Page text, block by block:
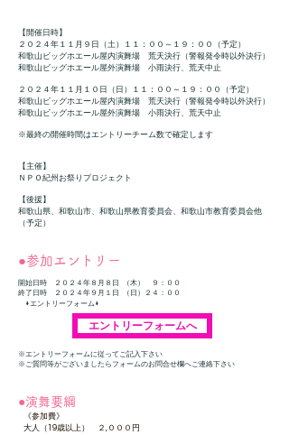
【開催日時】
２０２４年１１月９日（土）１１：００ ～１９：００（予定）
​和歌山ビッグホエール屋内演舞場 荒天決行（警報発令時以外決行）
和歌山ビッグホエール屋外演舞場 小雨決行、荒天中止
２０２４年１１月１０日（日）１１：００～１９：００（予定）
和歌山ビッグホエール屋内演舞場 荒天決行（警報発令時以外決行）
和歌山ビッグホエール屋外演舞場 小雨決行、荒天中止
※最終の開催時間はエントリーチーム数で確定します
【主催】​
ＮＰＯ紀州お祭りプロジェクト
【後援】
​和歌山県、和歌山市、和歌山県教育委員会、和歌山市教育委員会他
（予定）
●参加エントリー
開始日時 ２０２４年８月８日 （木） ９：００
終了日時 ２０２４年９月１日 （日）２４：００
↓エントリーフォーム↓
※エントリーフォームに従ってご記入下さい
※ご質問等がございましたらフォームのお問合せ欄へご連絡下さい
エントリーフォームへ
●演舞要綱
《参加費》
大人（19歳以上） ２,０００円